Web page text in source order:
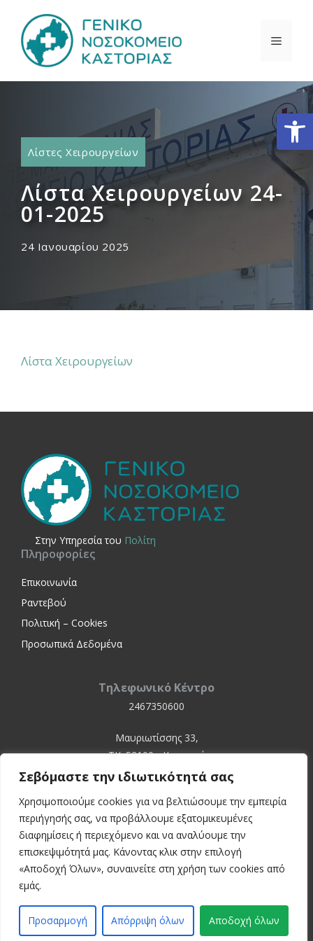
Σεβόμαστε την ιδιωτικότητά σας
Χρησιμοποιούμε cookies για να βελτιώσουμε την εμπειρία
περιήγησής σας, να προβάλλουμε εξατομικευμένες
διαφημίσεις ή περιεχόμενο και να αναλύουμε την
επισκεψιμότητά μας. Κάνοντας κλικ στην επιλογή
«Αποδοχή Όλων», συναινείτε στη χρήση των cookies από
εμάς.
Προσαρμογή Απόρριψη όλων Αποδοχή όλων
περιεχόμενο
Λίστες Χειρουργείων
Λίστα Χειρουργείων 24-
01-2025
24 Ιανουαρίου 2025
Λίστα Χειρουργείων
Στην Yπηρεσία του Πολίτη
Πληροφορίες
Επικοινωνία
Ραντεβού
Πολιτική – Cookies
Προσωπικά Δεδομένα
Τηλεφωνικό Κέντρο
2467350600
Μαυριωτίσσης 33,
ΤΚ. 52100 - Καστοριά